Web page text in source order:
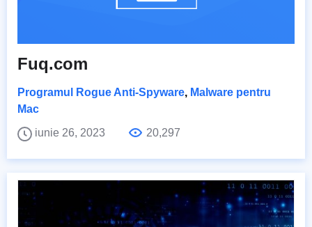
Fuq.com
Programul Rogue Anti-Spyware, Malware pentru
Mac
iunie 26, 2023
20,297